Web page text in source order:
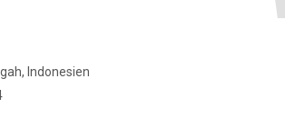
Indonesien